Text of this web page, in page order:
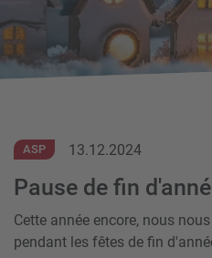
ASP 13.12.2024
Pause de fin
Cette année encore, nous
pendant les fêtes de fin